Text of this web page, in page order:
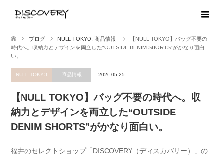
ブログ NULL TOKYO 商品情報
【NULL TOKYO】バッグ不要の
時代へ。収納力とデザインを両立した“OUTSIDE DENIM SHORTS”がかなり面白
い。
NULL TOKYO 商品情報 2026.05.25
【NULL TOKYO】バッグ不要の時代へ。収
納力とデザインを両立した“OUTSIDE
DENIM SHORTS”がかなり面白い。
福井のセレクトショップ「DISCOVERY（ディスカバリー）」の